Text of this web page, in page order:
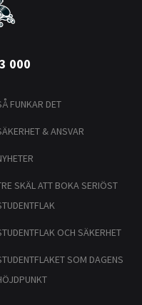
000
FUNKAR DET
& ANSVAR
SKÄL ATT BOKA SERIÖST
OCH SÄKERHET
SOM DAGENS